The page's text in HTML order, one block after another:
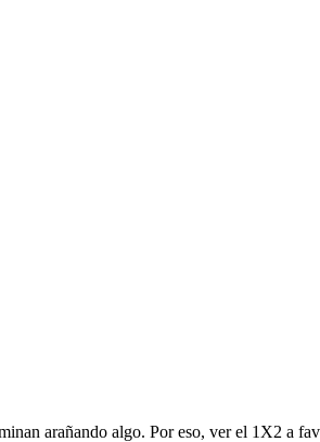
arañando algo. Por eso, ver el 1X2 a